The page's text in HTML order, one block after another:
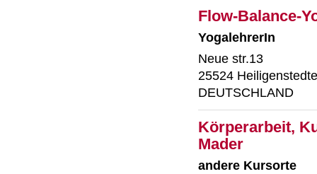
Flow-Balance-
YogalehrerIn
Neue str.13
25524
DEUTSCHLAND
Körperarbeit,
Mader
andere Kursorte